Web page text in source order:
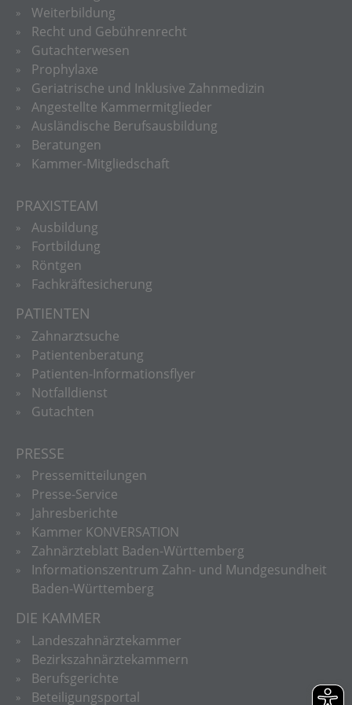
Weiterbildung
Recht und Gebührenrecht
Gutachterwesen
Prophylaxe
Geriatrische und Inklusive Zahnmedizin
Angestellte Kammermitglieder
Ausländische Berufsausbildung
Beratungen
Kammer-Mitgliedschaft
PRAXISTEAM
Ausbildung
Fortbildung
Röntgen
Fachkräftesicherung
PATIENTEN
Zahnarztsuche
Patientenberatung
Patienten-Informationsflyer
Notfalldienst
Gutachten
PRESSE
Pressemitteilungen
Presse-Service
Jahresberichte
Kammer KONVERSATION
Zahnärzteblatt Baden-Württemberg
Informationszentrum Zahn- und Mundgesundheit
Baden-Württemberg
DIE KAMMER
Landeszahnärztekammer
Bezirkszahnärztekammern
Berufsgerichte
Beteiligungsportal